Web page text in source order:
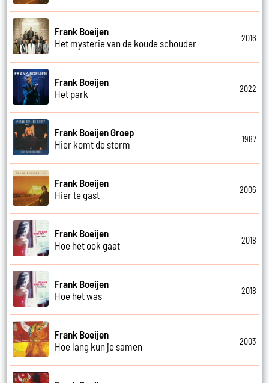
Frank Boeijen
Het mysterie van de koude schouder
2016
Frank Boeijen
Het park
2022
Frank Boeijen Groep
Hier komt de storm
1987
Frank Boeijen
Hier te gast
2006
Frank Boeijen
Hoe het ook gaat
2018
Frank Boeijen
Hoe het was
2018
Frank Boeijen
Hoe lang kun je samen
2003